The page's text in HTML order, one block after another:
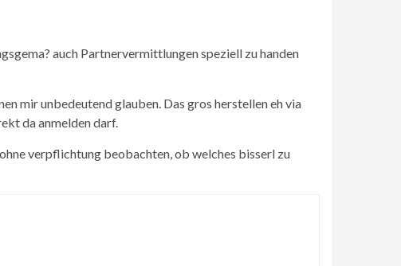
auch Partnervermittlungen speziell zu handen
mir unbedeutend glauben. Das gros herstellen eh via
da anmelden darf.
verpflichtung beobachten, ob welches bisserl zu